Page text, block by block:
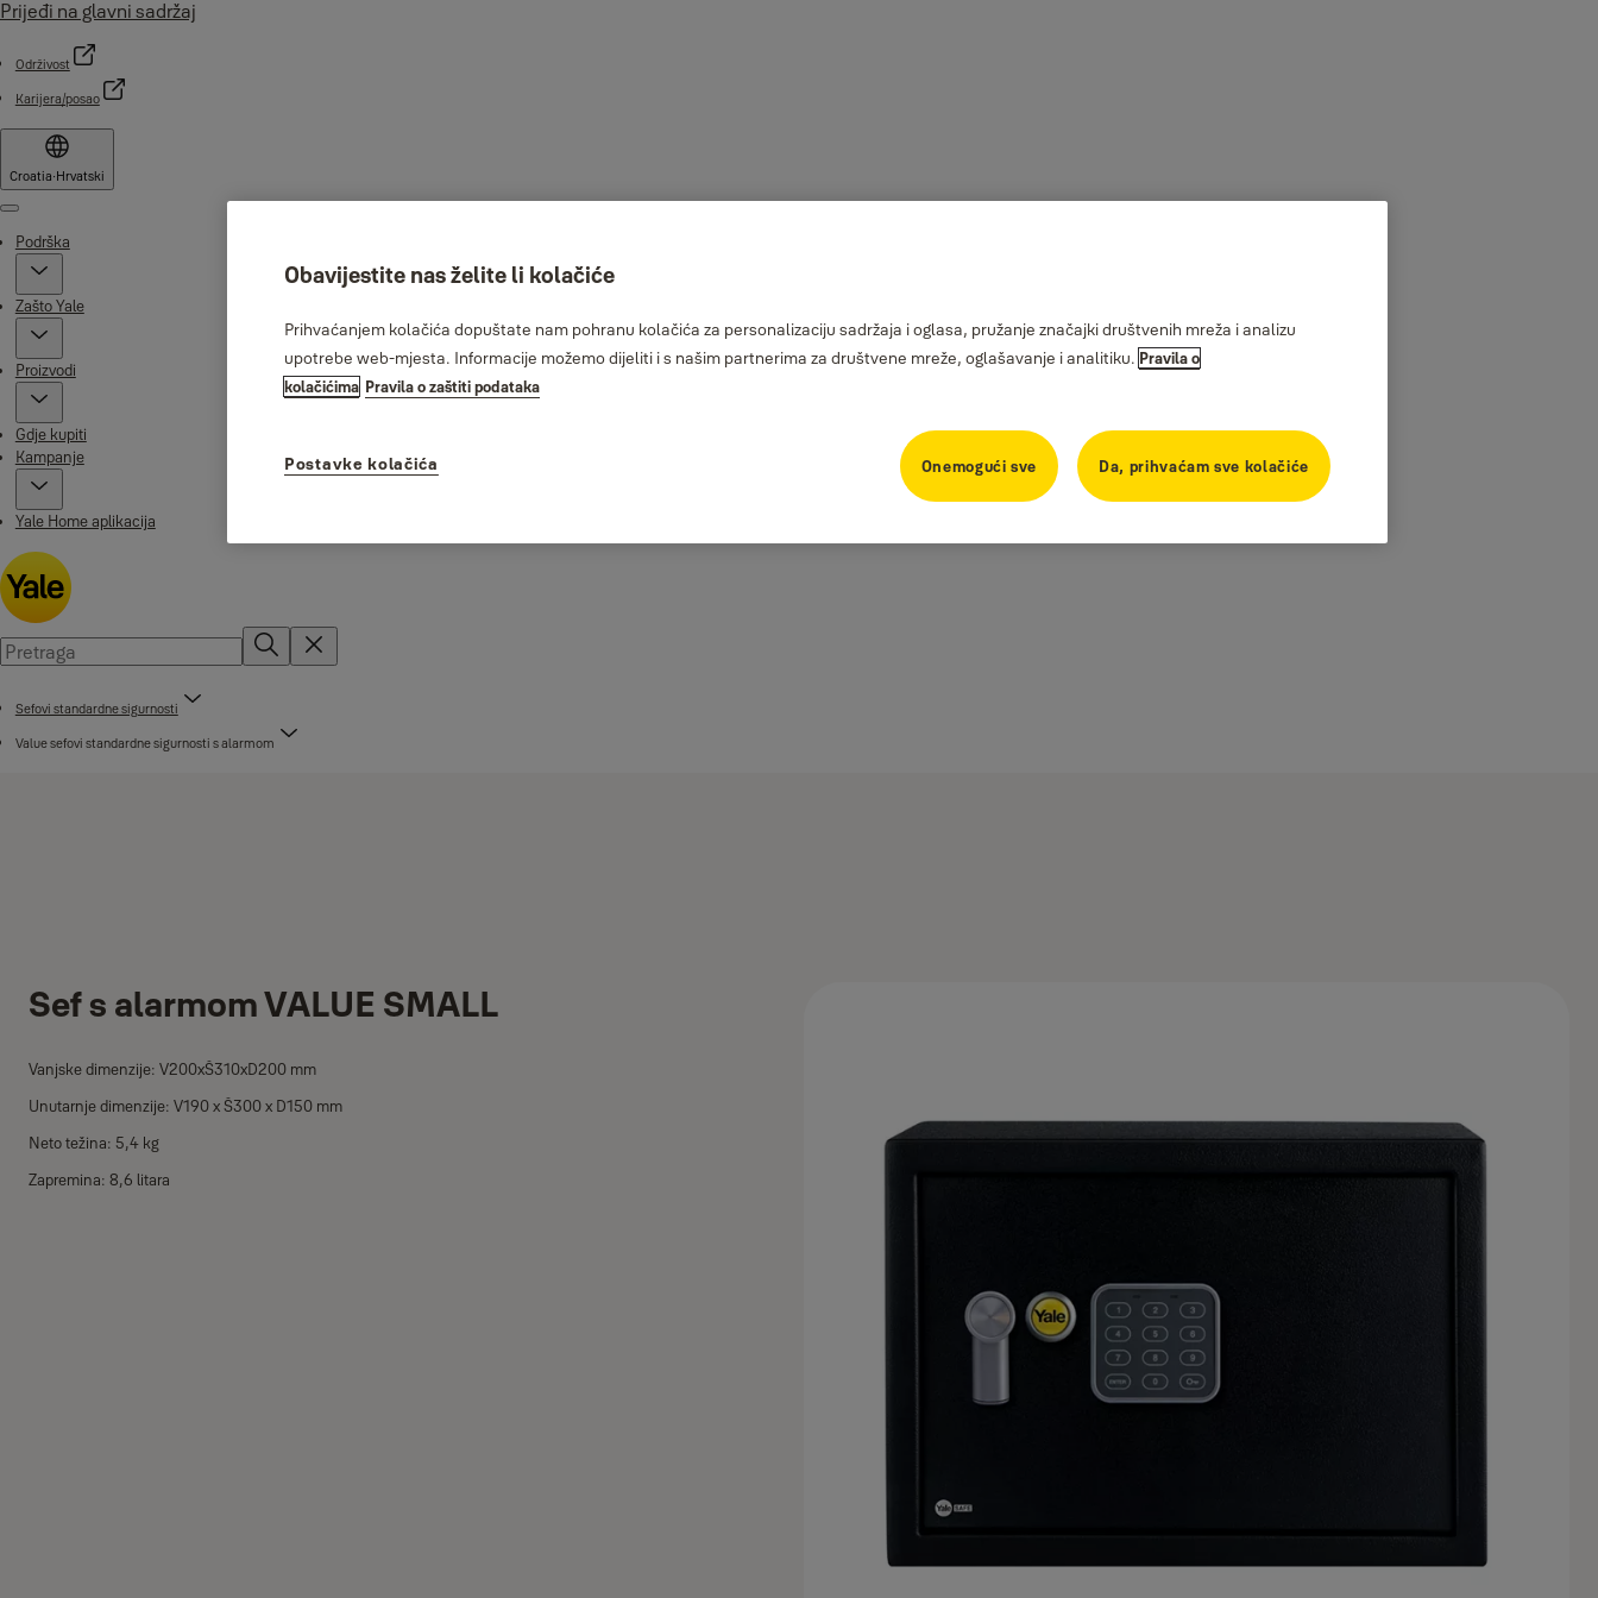
Prijeđi na glavni sadržaj
Održivost
Karijera/posao
Croatia·Hrvatski
Menu
Podrška
Zašto Yale
Proizvodi
Gdje kupiti
Kampanje
Yale Home aplikacija
Sefovi standardne sigurnosti
Value sefovi standardne sigurnosti s alarmom
Sef s alarmom VALUE SMALL
Vanjske dimenzije: V200xŠ310xD200 mm
Unutarnje dimenzije: V190 x Š300 x D150 mm
Neto težina: 5,4 kg
Zapremina: 8,6 litara
Obavijestite nas želite li kolačiće
Prihvaćanjem kolačića dopuštate nam pohranu kolačića za personalizaciju sadržaja i oglasa, pružanje značajki društvenih mreža i analizu
upotrebe web-mjesta. Informacije možemo dijeliti i s našim partnerima za društvene mreže, oglašavanje i analitiku. Pravila o
kolačićima Pravila o zaštiti podataka
Onemogući sve Da, prihvaćam sve kolačiće
Postavke kolačića